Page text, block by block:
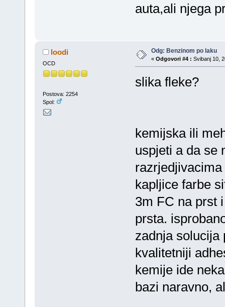
auta,ali njega
loodi
OCD
Postova: 2254
Spol:
Odg: Benzinom po laku
« Odgovori #4 : Svibanj 10,
slika fleke?
kemijska ili
uspjeti a da se
kapljice farbe
3m FC na prst
prsta.
zadnja solucija
kvalitetniji
kemije ide
bazi naravno,